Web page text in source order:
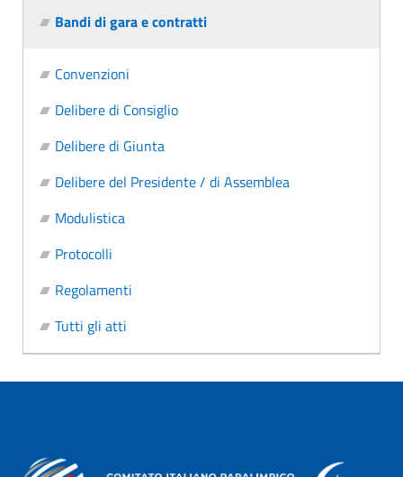
Bandi di gara e contratti
Convenzioni
Delibere di Consiglio
Delibere di Giunta
Delibere del Presidente / di Assemblea
Modulistica
Protocolli
Regolamenti
Tutti gli atti